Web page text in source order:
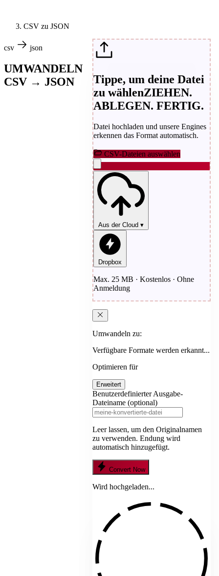
CSV zu JSON
csv json
UMWANDELN
CSV → JSON
Tippe, um deine Datei
zu wählenZIEHEN.
ABLEGEN. FERTIG.
Datei hochladen und unsere Engines
erkennen das Format automatisch.
CSV-Dateien auswählen
Aus der Cloud ▾
Dropbox
Max. 25 MB · Kostenlos · Ohne
Anmeldung
Umwandeln zu:
Verfügbare Formate werden erkannt...
Optimieren für
Erweitert
Benutzerdefinierter Ausgabe-
Dateiname (optional)
Leer lassen, um den Originalnamen
zu verwenden. Endung wird
automatisch hinzugefügt.
Convert Now
Wird hochgeladen...